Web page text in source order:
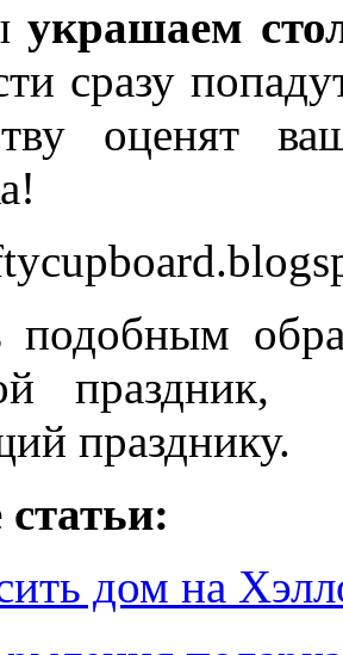
украшаем
сразу
оценят
подобным
праздник,
празднику.
дом на